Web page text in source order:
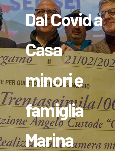
Dal Covid a
Casa
minori e
famiglia
Marina